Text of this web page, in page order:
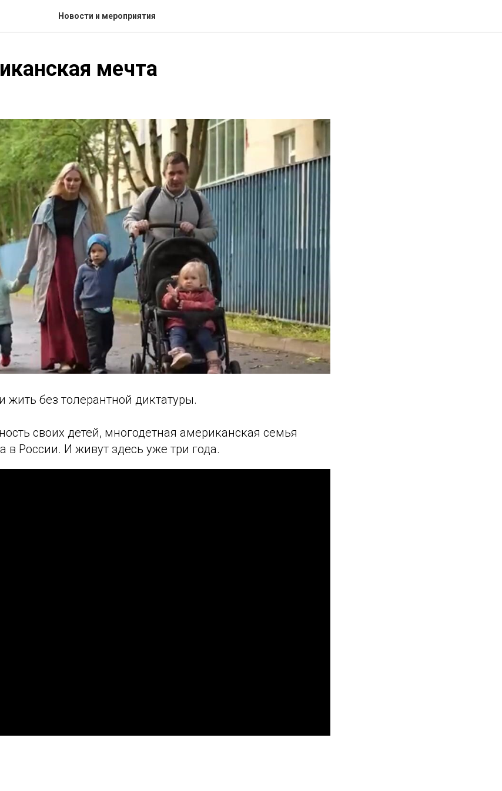
Новости и мероприятия
мечта
жить без толерантной диктатуры.
своих детей, многодетная американская семья
в России. И живут здесь уже три года.